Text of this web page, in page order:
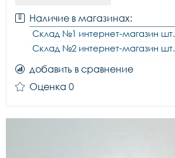
Наличие в магазинах:
Склад №1 интернет-магазин шт.
Склад №2 интернет-магазин шт.
добавить в сравнение
Оценка 0